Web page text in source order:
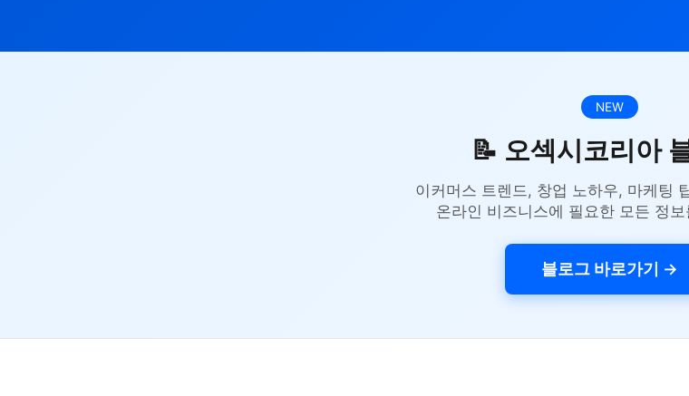
NEW
📝 오섹시코리아
이커머스 트렌드, 창업 노하우, 마케팅
온라인 비즈니스에 필요한 모든 정
블로그 바로가기 →